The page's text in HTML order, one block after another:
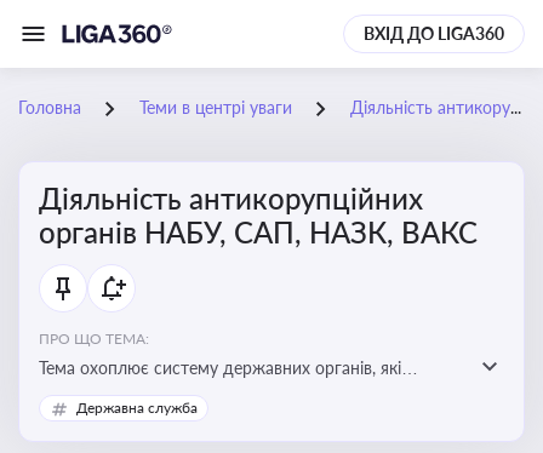
ВХІД ДО LIGA360
Головна Теми в центрі уваги Діяльність антикорупційних органів НАБУ, САП, НАЗК, ВАКС
Діяльність антикорупційних
органів НАБУ, САП, НАЗК, ВАКС
ПРО ЩО ТЕМА:
Тема охоплює систему державних органів, які
здійснюють запобігання, виявлення та розслідування
корупційних правопорушень, що є ключовим
Державна служба